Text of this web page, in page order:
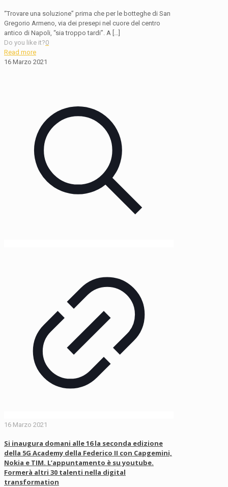
“Trovare una soluzione” prima che per le botteghe di San
Gregorio Armeno, via dei presepi nel cuore del centro
antico di Napoli, “sia troppo tardi”. A […]
Do you like it?0
Read more
16 Marzo 2021
16 Marzo 2021
Si inaugura domani alle 16 la seconda edizione
della 5G Academy della Federico II con Capgemini,
Nokia e TIM. L’appuntamento è su youtube.
Formerà altri 30 talenti nella digital
transformation